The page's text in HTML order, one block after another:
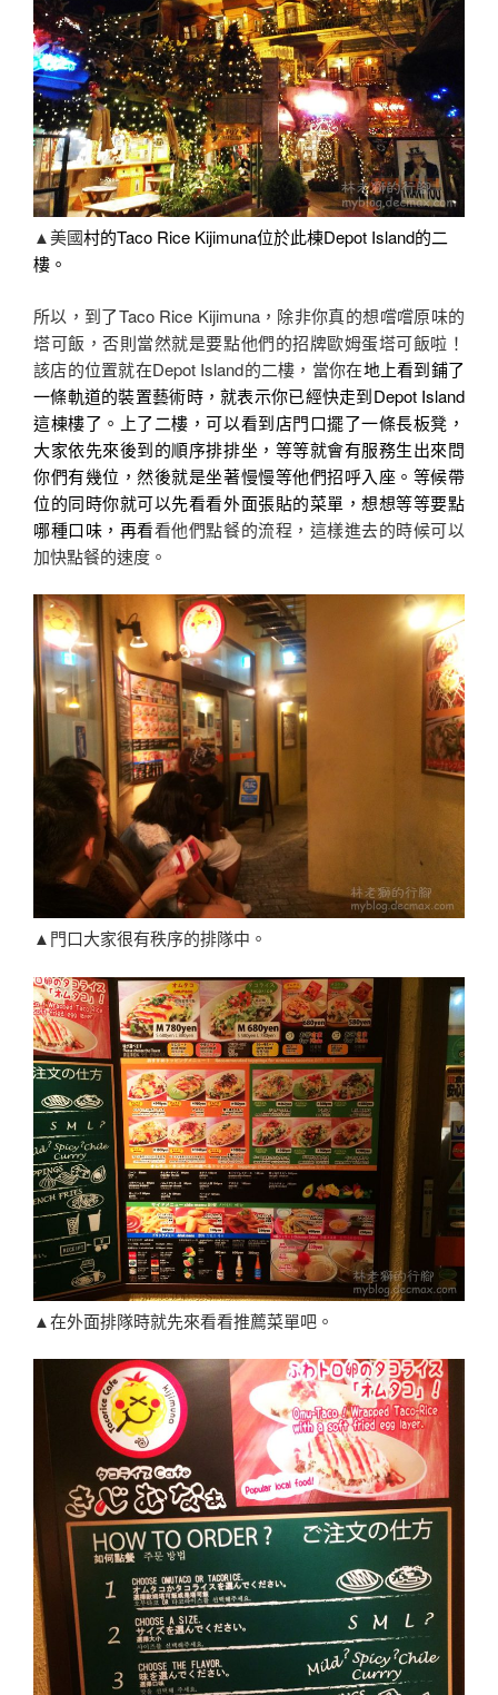
▲美國村的Taco Rice Kijimuna位於此棟Depot Island的二
樓。
所以，到了Taco Rice Kijimuna，除非你真的想嚐嚐原味的
塔可飯，否則當然就是要點他們的招牌歐姆蛋塔可飯啦！
該店的位置就在Depot Island的二樓，當你在地上看到鋪了
一條軌道的裝置藝術時，就表示你已經快走到Depot Island
這棟樓了。上了二樓，可以看到店門口擺了一條長板凳，
大家依先來後到的順序排排坐，等等就會有服務生出來問
你們有幾位，然後就是坐著慢慢等他們招呼入座。等候帶
位的同時你就可以先看看外面張貼的菜單，想想等等要點
哪種口味，再看看他們點餐的流程，這樣進去的時候可以
加快點餐的速度。
▲門口大家很有秩序的排隊中。
▲在外面排隊時就先來看看推薦菜單吧。